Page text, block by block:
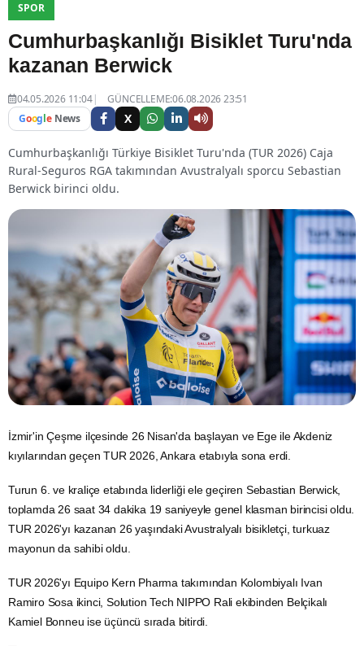
SPOR
Cumhurbaşkanlığı Bisiklet Turu'nda
kazanan Berwick
04.05.2026 11:04
GÜNCELLEME:06.08.2026 23:51
Google News X
Cumhurbaşkanlığı Türkiye Bisiklet Turu'nda (TUR 2026) Caja
Rural-Seguros RGA takımından Avustralyalı sporcu Sebastian
Berwick birinci oldu.
İzmir'in Çeşme ilçesinde 26 Nisan'da başlayan ve Ege ile Akdeniz
kıyılarından geçen TUR 2026,Ankara etabıyla sona erdi.
Turun 6. ve kraliçe etabında liderliği ele geçiren Sebastian Berwick,
toplamda 26 saat 34 dakika 19 saniyeyle genel klasman birincisi oldu.
TUR 2026'yı kazanan 26 yaşındaki Avustralyalı bisikletçi, turkuaz
mayonun da sahibi oldu.
TUR 2026'yı Equipo Kern Pharma takımından Kolombiyalı Ivan
Ramiro Sosa ikinci, Solution Tech NIPPO Rali ekibinden Belçikalı
Kamiel Bonneu ise üçüncü sırada bitirdi.